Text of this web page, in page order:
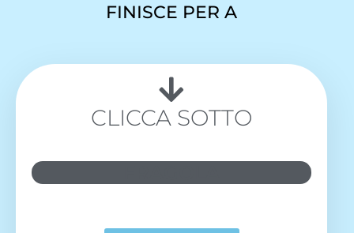
FINISCE PER A
CLICCA SOTTO